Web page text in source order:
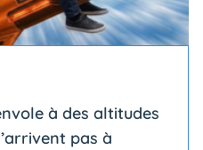
à des altitudes
pas à